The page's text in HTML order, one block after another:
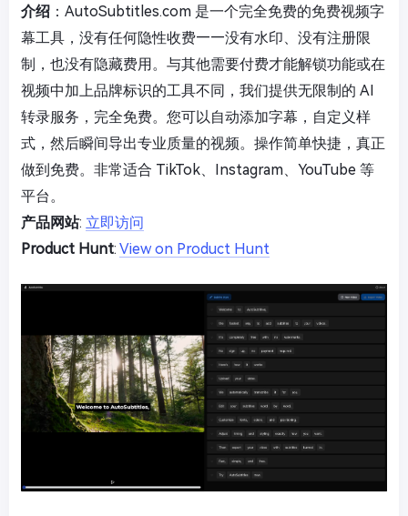
介绍 ：AutoSubtitles.com 是一个完全免费的免费视频字
幕工具，没有任何隐性收费——没有水印、没有注册限
制，也没有隐藏费用。与其他需要付费才能解锁功能或在
视频中加上品牌标识的工具不同，我们提供无限制的 AI
转录服务，完全免费。您可以自动添加字幕，自定义样
式，然后瞬间导出专业质量的视频。操作简单快捷，真正
做到免费。非常适合 TikTok、Instagram、YouTube 等
平台。
产品网站: 立即访问
Product Hunt: View on Product Hunt